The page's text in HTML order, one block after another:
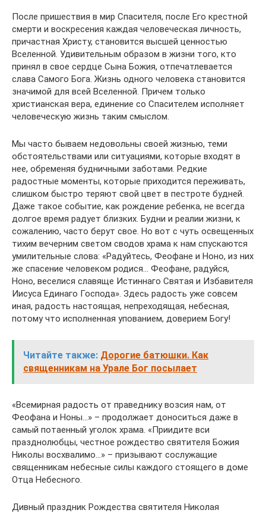
После пришествия в мир Спасителя, после Его крестной
смерти и воскресения каждая человеческая личность,
причастная Христу, становится высшей ценностью
Вселенной. Удивительным образом в жизни того, кто
принял в свое сердце Сына Божия, отпечатлевается
слава Самого Бога. Жизнь одного человека становится
значимой для всей Вселенной. Причем только
христианская вера, единение со Спасителем исполняет
человеческую жизнь таким смыслом.
Мы часто бываем недовольны своей жизнью, теми
обстоятельствами или ситуациями, которые входят в
нее, обременяя будничными заботами. Редкие
радостные моменты, которые приходится переживать,
слишком быстро теряют свой цвет в пестроте будней.
Даже такое событие, как рождение ребенка, не всегда
долгое время радует близких. Будни и реалии жизни, к
сожалению, часто берут свое. Но вот с чуть освещенных
тихим вечерним светом сводов храма к нам спускаются
умилительные слова: «Радуйтесь, Феофане и Ноно, из них
же спасение человеком родися… Феофане, радуйся,
Ноно, веселися славяще Истиннаго Святая и Избавителя
Иисуса Единаго Господа». Здесь радость уже совсем
иная, радость настоящая, непреходящая, небесная,
потому что исполненная упованием, доверием Богу!
Читайте также: Дорогие батюшки. Как
священникам на Урале Бог посылает
«Всемирная радость от праведнику возсия нам, от
Феофана и Ноны…» – продолжает доноситься даже в
самый потаенный уголок храма. «Приидите вси
празднолюбцы, честное рождество святителя Божия
Николы восхвалимо…» – призывают сослужащие
священникам небесные силы каждого стоящего в доме
Отца Небесного.
Дивный праздник Рождества святителя Николая